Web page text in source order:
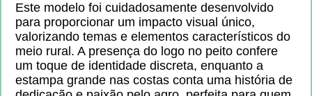
Este modelo foi cuidadosamente desenvolvido
para proporcionar um impacto visual único,
valorizando temas e elementos característicos do
meio rural. A presença do logo no peito confere
um toque de identidade discreta, enquanto a
estampa grande nas costas conta uma história de